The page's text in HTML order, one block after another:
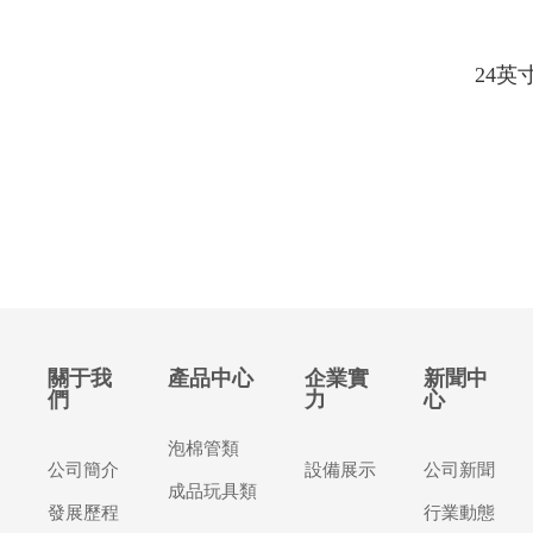
24英
關于我
們
公司簡介
發展歷程
產品中心
泡棉管類
成品玩具類
企業實
力
設備展示
新聞中
心
公司新聞
行業動態